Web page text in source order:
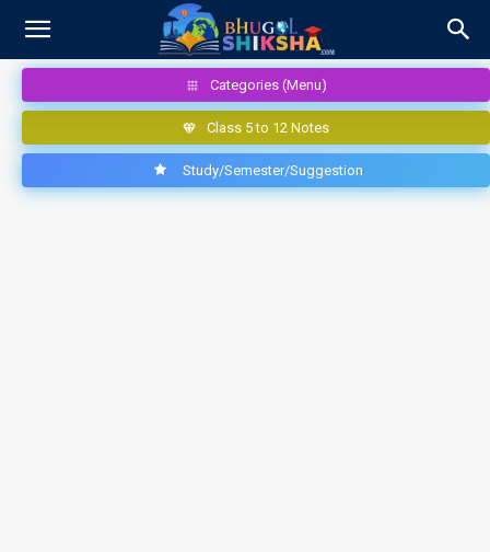
Categories (Menu)
Class 5 to 12 Notes
Study/Semester/Suggestion